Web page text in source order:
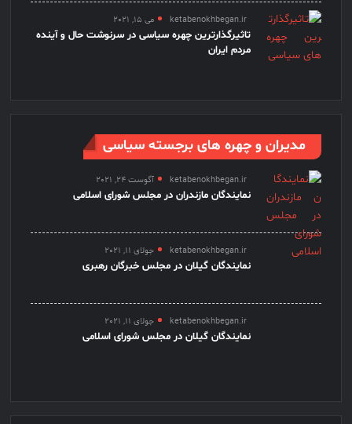
ketabenokhbegan.ir می 15, 2021
تاثیرگذارترین چهره سیاسی در سرنوشت حال و آینده
مردم ایران
مدیران و چهره های برجسته سیاسی
ketabenokhbegan.ir آگوست 24, 2021
نمایندگان مازندران در مجلس شورای اسلامی
ketabenokhbegan.ir جولای 11, 2021
نمایندگان گیلان در مجلس خبرگان رهبری
ketabenokhbegan.ir جولای 11, 2021
نمایندگان گیلان در مجلس شورای اسلامی